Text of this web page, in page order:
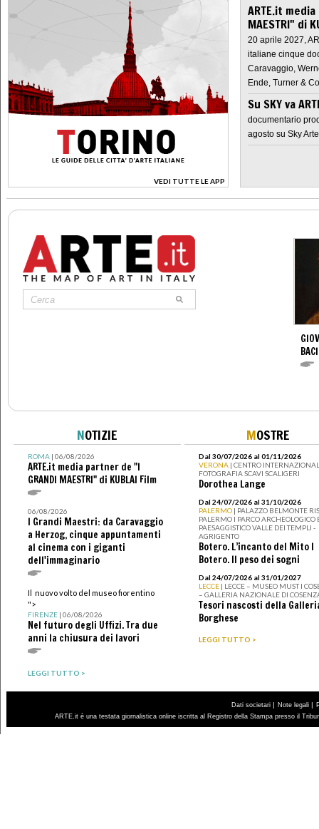
VEDI TUTTE LE APP
>
ARTE.it
MAESTRI" di
20 aprile 2027,
italiane cinque
Caravaggio,
Ende, Turner &
Su SKY va
documentario
agosto su Sky Arte
NOTIZIE
ROMA| 06/08/2026
ARTE.it media partner de "I
GRANDI MAESTRI" di KUBLAI Film
06/08/2026
I Grandi Maestri: da Caravaggio
a Herzog, cinque appuntamenti
al cinema con i giganti
dell'immaginario
Il nuovo volto del museo fiorentino
">
FIRENZE| 06/08/2026
Nel futuro degli Uffizi. Tra due
anni la chiusura dei lavori
LEGGI TUTTO >
MOSTRE
Dal 30/07/2026 al 01/11/2026
VERONA | CENTRO
FOTOGRAFIA SCAVI SCALIGERI
Dorothea Lange
Dal 24/07/2026 al 31/10/2026
PALERMO | PALAZZO BELMONTE
PALERMO I PARCO ARCHEOLOGICO
PAESAGGISTICO VALLE DEI TEMPLI -
AGRIGENTO
Botero. L’incanto del Mito I
Botero. Il peso dei sogni
Dal 24/07/2026 al 31/01/2027
LECCE | LECCE – MUSEO MUST I
– GALLERIA NAZIONALE DI
Tesori nascosti della
Borghese
LEGGI TUTTO >
Dati societari | Note legali |
ARTE.it è una testata giornalistica online iscritta al Registro della Stampa presso il